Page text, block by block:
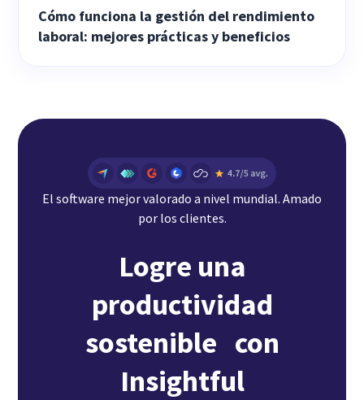
Cómo funciona la gestión del rendimiento
laboral: mejores prácticas y beneficios
El software mejor valorado a nivel mundial. Amado
por los clientes.
Logre una
productividad
sostenible con
Insightful